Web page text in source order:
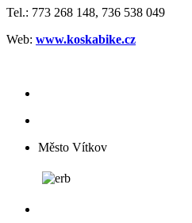
Tel.: 773 268 148, 736 538 049
Web: www.koskabike.cz
Město Vítkov